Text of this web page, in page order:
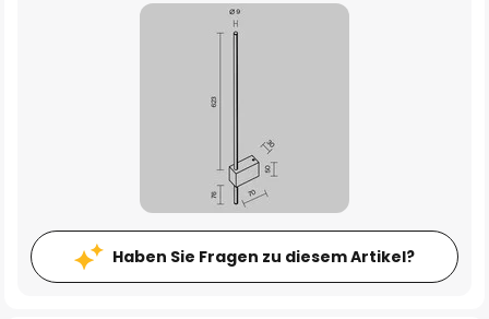
Haben Sie Fragen zu diesem Artikel?